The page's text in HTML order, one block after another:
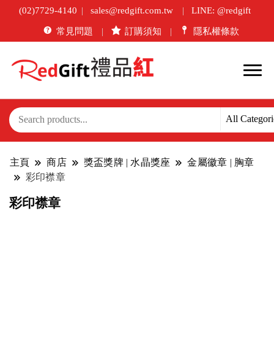
(02)7729-4140 sales@redgift.com.tw LINE: @redgift
常見問題 訂購須知 隱私權條款
主頁 商店 獎盃獎牌 | 水晶獎座
金屬徽章 | 胸章
彩印襟章
彩印襟章